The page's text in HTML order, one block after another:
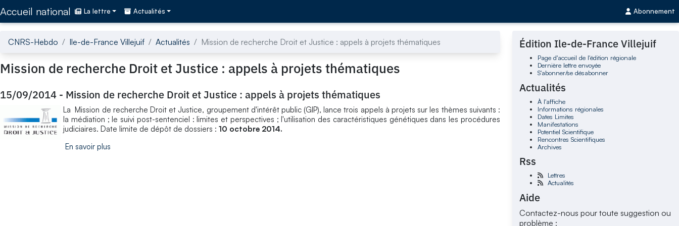
Accueil national La lettre Actualités Abonnement
CNRS-Hebdo Ile-de-France Villejuif Actualités Mission de recherche Droit et Justice : appels à projets thématiques
Mission de recherche Droit et Justice : appels à projets thématiques
15/09/2014 - Mission de recherche Droit et Justice : appels à projets thématiques
La Mission de recherche Droit et Justice, groupement d'intérêt public (GIP), lance trois appels à projets sur les thèmes suivants :
la médiation ; le suivi post-sentenciel : limites et perspectives ; l'utilisation des caractéristiques génétiques dans les procédures
judiciaires. Date limite de dépôt de dossiers : 10 octobre 2014.
En savoir plus
Édition Ile-de-France Villejuif
Page d'accueil de l'édition régionale
Dernière lettre envoyée
S'abonner/se désabonner
Actualités
À l'affiche
Informations régionales
Dates Limites
Manifestations
Potentiel Scientifique
Rencontres Scientifiques
Archives
Rss
Lettres
Actualités
Aide
Contactez-nous pour toute suggestion ou
problème :